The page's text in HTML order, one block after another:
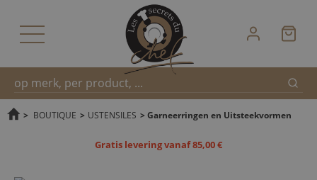
Snel
> BOUTIQUE > USTENSILES > Garneerringen en Uitsteekvormen
Gratis levering vanaf 85,00 €